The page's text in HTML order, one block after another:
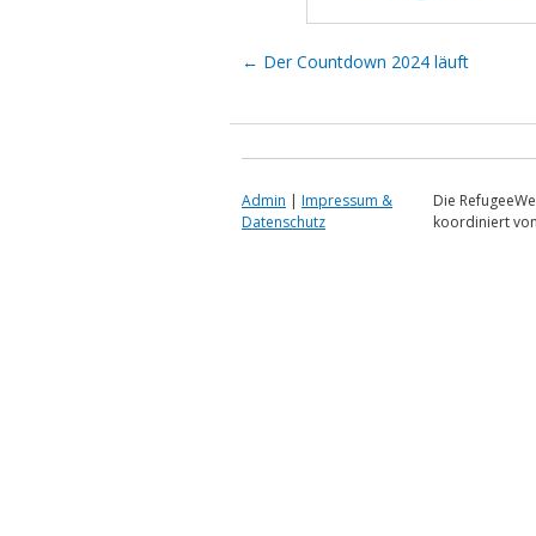
Artikel-Navigation
← Der Countdown 2024 läuft
Admin | Impressum &
Datenschutz
Die
koordiniert von